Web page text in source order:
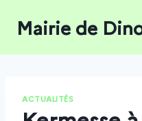
Mairie de
ACTUALITÉS